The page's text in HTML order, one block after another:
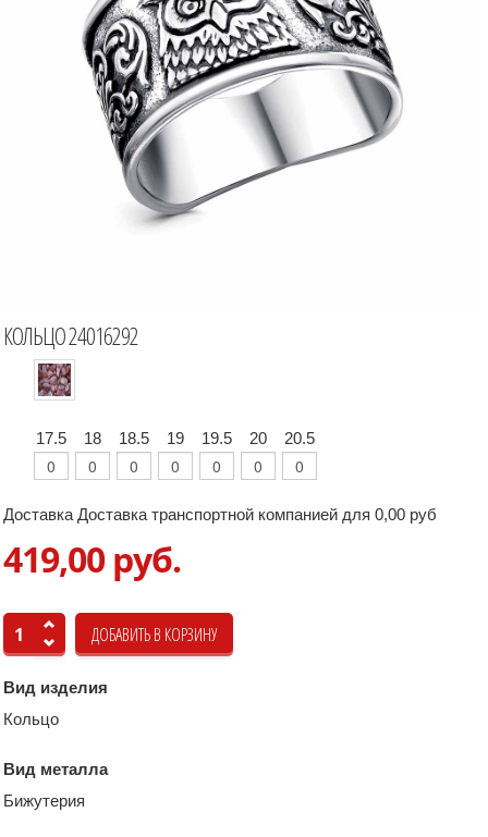
КОЛЬЦО 24016292
17.5 18 18.5 19 19.5 20 20.5
Доставка Доставка транспортной компанией для 0,00 руб
419,00 руб.
Вид изделия
Кольцо
Вид металла
Бижутерия